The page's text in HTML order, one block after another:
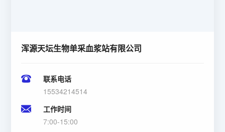
浑源天坛生物单采血浆站有限公司
联系电话
15534214514
工作时间
7:00-15:00